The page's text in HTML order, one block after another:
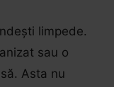
limpede.
sau o
Asta nu